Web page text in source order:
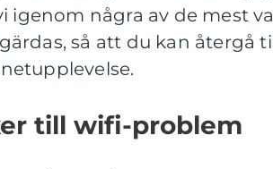
igenom några av de mest
så att du kan återgå
till wifi-problem